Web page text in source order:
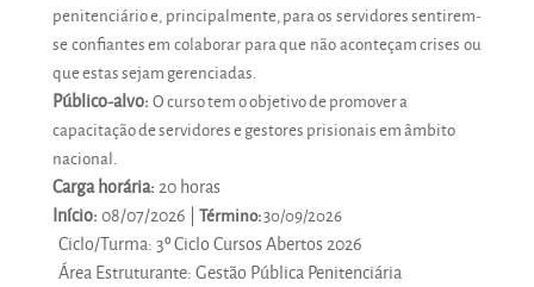
penitenciário e, principalmente, para os servidores sentirem-
se confiantes em colaborar para que não aconteçam crises ou
que estas sejam gerenciadas.
Público-alvo: O curso tem o objetivo de promover a
capacitação de servidores e gestores prisionais em âmbito
nacional.
Carga horária:20 horas
Início:08/07/2026 | Término:30/09/2026
Ciclo/Turma:3º Ciclo Cursos Abertos 2026
Área Estruturante:Gestão Pública Penitenciária